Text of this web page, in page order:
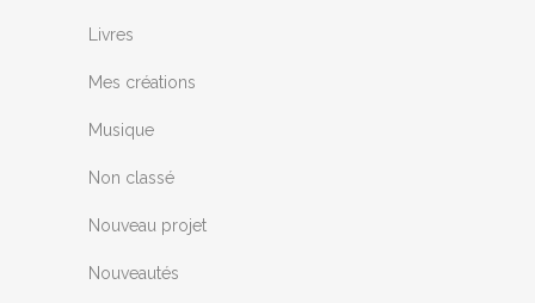
Livres
Mes créations
Musique
Non classé
Nouveau projet
Nouveautés